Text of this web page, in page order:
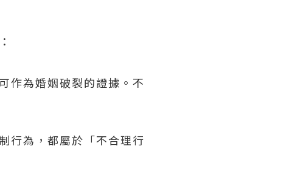
作為婚姻破裂的證據。不
行為，都屬於「不合理行